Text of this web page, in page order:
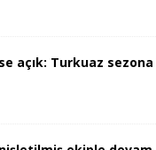
açık: Turkuaz sezona